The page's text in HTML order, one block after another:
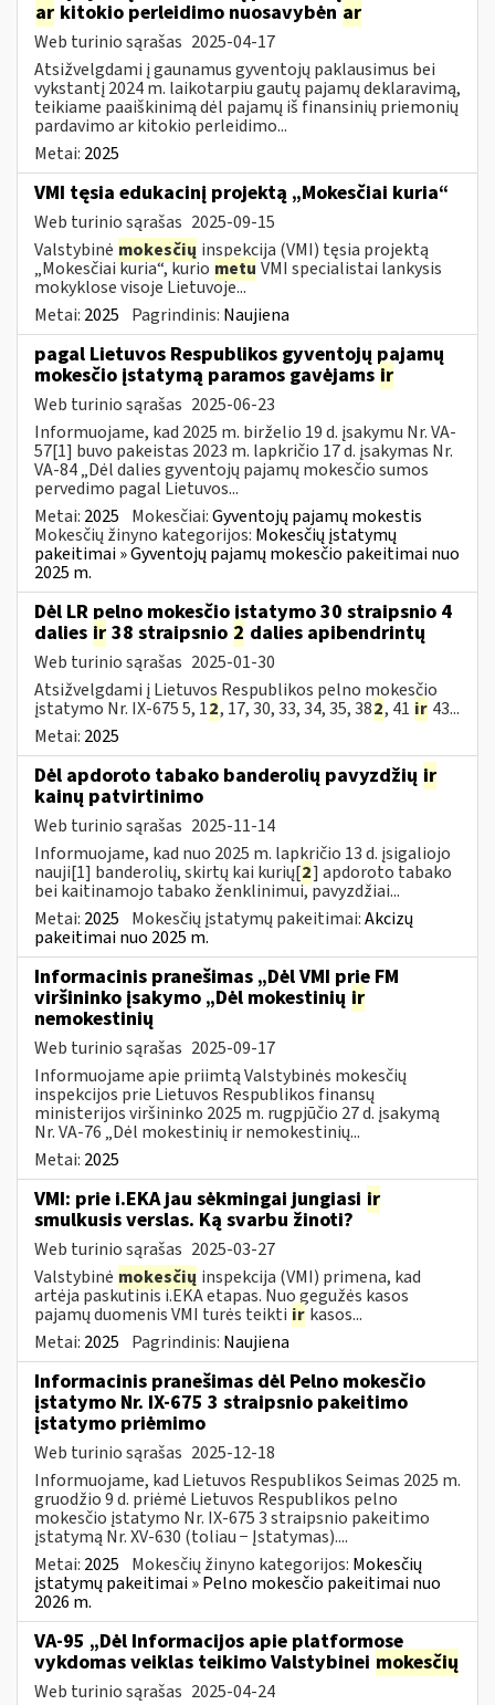
ar kitokio perleidimo nuosavybėn ar
Web turinio sąrašas 2025-04-17
Atsižvelgdami į gaunamus gyventojų paklausimus bei
vykstantį 2024 m. laikotarpiu gautų pajamų deklaravimą,
teikiame paaiškinimą dėl pajamų iš finansinių priemonių
pardavimo ar kitokio perleidimo...
Metai: 2025
VMI tęsia edukacinį projektą „Mokesčiai kuria“
Web turinio sąrašas 2025-09-15
Valstybinė mokesčių inspekcija (VMI) tęsia projektą
„Mokesčiai kuria“, kurio metu VMI specialistai lankysis
mokyklose visoje Lietuvoje...
Metai: 2025 Pagrindinis: Naujiena
pagal Lietuvos Respublikos gyventojų pajamų
mokesčio įstatymą paramos gavėjams ir
Web turinio sąrašas 2025-06-23
Informuojame, kad 2025 m. birželio 19 d. įsakymu Nr. VA-
57[1] buvo pakeistas 2023 m. lapkričio 17 d. įsakymas Nr.
VA-84 „Dėl dalies gyventojų pajamų mokesčio sumos
pervedimo pagal Lietuvos...
Metai: 2025 Mokesčiai:Gyventojų pajamų mokestis
Mokesčių žinyno kategorijos: Mokesčių įstatymų
pakeitimai » Gyventojų pajamų mokesčio pakeitimai nuo
2025 m.
Dėl LR pelno mokesčio įstatymo 30 straipsnio 4
dalies ir 38 straipsnio 2 dalies apibendrintų
Web turinio sąrašas 2025-01-30
Atsižvelgdami į Lietuvos Respublikos pelno mokesčio
įstatymo Nr. IX-675 5, 12, 17, 30, 33, 34, 35, 382, 41 ir 43...
Metai: 2025
Dėl apdoroto tabako banderolių pavyzdžių ir
kainų patvirtinimo
Web turinio sąrašas 2025-11-14
Informuojame, kad nuo 2025 m. lapkričio 13 d. įsigaliojo
nauji[1] banderolių, skirtų kai kurių[2] apdoroto tabako
bei kaitinamojo tabako ženklinimui, pavyzdžiai...
Metai: 2025 Mokesčių įstatymų pakeitimai:Akcizų
pakeitimai nuo 2025 m.
Informacinis pranešimas „Dėl VMI prie FM
viršininko įsakymo „Dėl mokestinių ir
nemokestinių
Web turinio sąrašas 2025-09-17
Informuojame apie priimtą Valstybinės mokesčių
inspekcijos prie Lietuvos Respublikos finansų
ministerijos viršininko 2025 m. rugpjūčio 27 d. įsakymą
Nr. VA-76 „Dėl mokestinių ir nemokestinių...
Metai: 2025
VMI: prie i.EKA jau sėkmingai jungiasi ir
smulkusis verslas. Ką svarbu žinoti?
Web turinio sąrašas 2025-03-27
Valstybinė mokesčių inspekcija (VMI) primena, kad
artėja paskutinis i.EKA etapas. Nuo gegužės kasos
pajamų duomenis VMI turės teikti ir kasos...
Metai: 2025 Pagrindinis: Naujiena
Informacinis pranešimas dėl Pelno mokesčio
įstatymo Nr. IX-675 3 straipsnio pakeitimo
įstatymo priėmimo
Web turinio sąrašas 2025-12-18
Informuojame, kad Lietuvos Respublikos Seimas 2025 m.
gruodžio 9 d. priėmė Lietuvos Respublikos pelno
mokesčio įstatymo Nr. IX-675 3 straipsnio pakeitimo
įstatymą Nr. XV-630 (toliau − Įstatymas)....
Metai: 2025 Mokesčių žinyno kategorijos: Mokesčių
įstatymų pakeitimai » Pelno mokesčio pakeitimai nuo
2026 m.
VA-95 „Dėl Informacijos apie platformose
vykdomas veiklas teikimo Valstybinei mokesčių
Web turinio sąrašas 2025-04-24